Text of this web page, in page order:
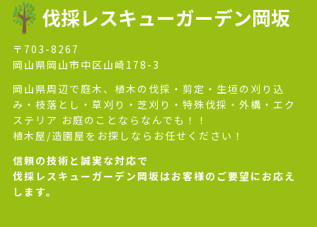
伐採レスキューガーデン岡坂
〒703-8267
岡山県岡山市中区山崎178-3
岡山県周辺で庭木、植木の伐採・剪定・生垣の刈り込
み・枝落とし・草刈り・芝刈り・特殊伐採・外構・エク
ステリア お庭のことならなんでも！！
植木屋/造園屋をお探しならお任せください！
信頼の技術と誠実な対応で
伐採レスキューガーデン岡坂はお客様のご要望にお応え
します。